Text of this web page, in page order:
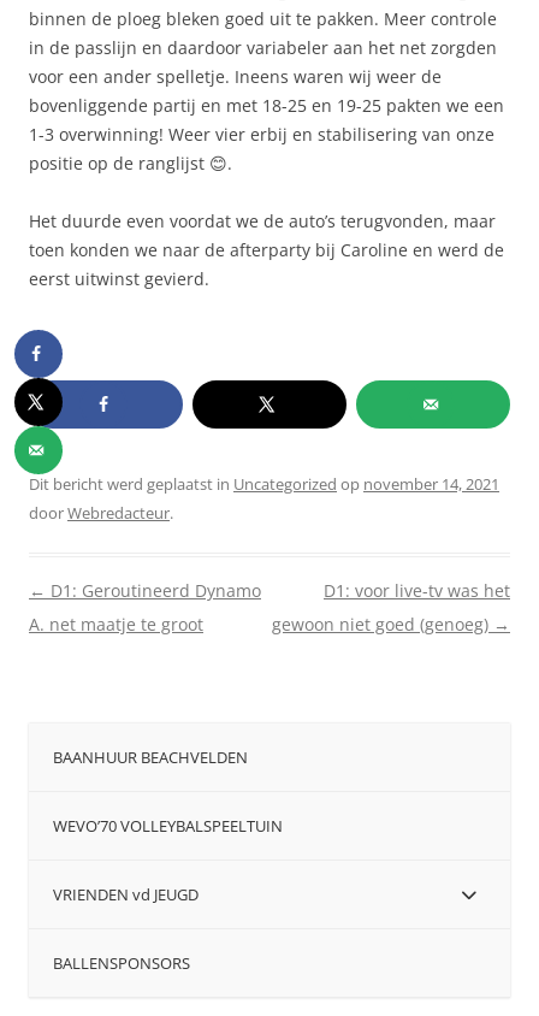
binnen de ploeg bleken goed uit te pakken. Meer controle
in de passlijn en daardoor variabeler aan het net zorgden
voor een ander spelletje. Ineens waren wij weer de
bovenliggende partij en met 18-25 en 19-25 pakten we een
1-3 overwinning! Weer vier erbij en stabilisering van onze
positie op de ranglijst 😊.
Het duurde even voordat we de auto’s terugvonden, maar
toen konden we naar de afterparty bij Caroline en werd de
eerst uitwinst gevierd.
Dit bericht werd geplaatst in Uncategorized op november 14, 2021
doorWebredacteur.
Berichtnavigatie
← D1: Geroutineerd Dynamo
A. net maatje te groot
D1: voor live-tv was het
gewoon niet goed (genoeg) →
BAANHUUR BEACHVELDEN
WEVO’70 VOLLEYBALSPEELTUIN
VRIENDEN vd JEUGD
BALLENSPONSORS